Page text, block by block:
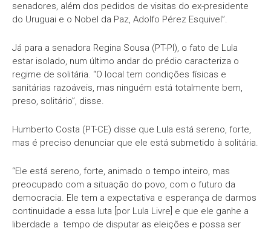
senadores, além dos pedidos de visitas do ex-presidente
do Uruguai e o Nobel da Paz, Adolfo Pérez Esquivel”.
Já para a senadora Regina Sousa (PT-PI), o fato de Lula
estar isolado, num último andar do prédio caracteriza o
regime de solitária. “O local tem condições físicas e
sanitárias razoáveis, mas ninguém está totalmente bem,
preso, solitário”, disse.
Humberto Costa (PT-CE) disse que Lula está sereno, forte,
mas é preciso denunciar que ele está submetido à solitária.
“Ele está sereno, forte, animado o tempo inteiro, mas
preocupado com a situação do povo, com o futuro da
democracia. Ele tem a expectativa e esperança de darmos
continuidade a essa luta [por Lula Livre] e que ele ganhe a
liberdade a tempo de disputar as eleições e possa ser